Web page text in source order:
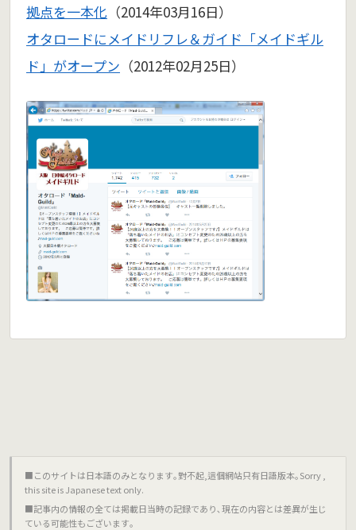
拠点を一本化 （2014年03月16日）
オタロードにメイドリフレ＆ガイド「メイドギル
ド」がオープン （2012年02月25日）
■このサイトは日本語のみとなります｡對不起,這個網站只有日語版本｡Sorry ,
this site is Japanese text only.
■記事内の情報の全ては掲載日当時の記録であり､現在の内容とは差異が生じ
ている可能性もございます｡